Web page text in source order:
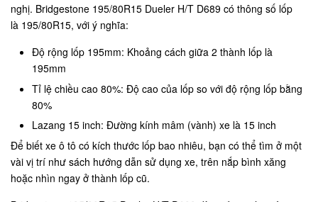
nghị. Bridgestone 195/80R15 Dueler H/T D689 có thông số lốp
là 195/80R15, với ý nghĩa:
Độ rộng lốp 195mm: Khoảng cách giữa 2 thành lốp là
195mm
Tỉ lệ chiều cao 80%: Độ cao của lốp so với độ rộng lốp bằng
80%
Lazang 15 inch: Đường kính mâm (vành) xe là 15 inch
Để biết xe ô tô có kích thước lốp bao nhiêu, bạn có thể tìm ở một
vài vị trí như sách hướng dẫn sử dụng xe, trên nắp bình xăng
hoặc nhìn ngay ở thành lốp cũ.